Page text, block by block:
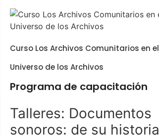
Curso Los Archivos Comunitarios en el
Universo de los Archivos
Programa de capacitación
Talleres: Documentos
sonoros: de su historia